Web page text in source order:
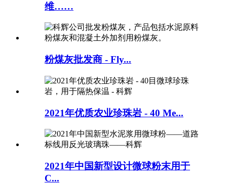
维……
粉煤灰批发商 - Fly...
2021年优质农业珍珠岩 - 40 Me...
2021年中国新型设计微球粉末用于
C...